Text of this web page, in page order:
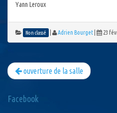
Yann Leroux
Non classé Adrien Bourget 23
ouverture de la salle
Facebook